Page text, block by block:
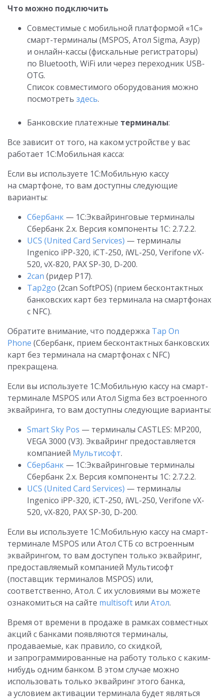
Что можно подключить
Совместимые с мобильной платформой «1С»
смарт-терминалы (MSPOS, Атол Sigma, Азур)
и онлайн-кассы (фискальные регистраторы)
по Bluetooth, WiFi или через переходник USB-
OTG.
Список совместимого оборудования можно
посмотреть здесь.
Банковские платежные терминалы:
Все зависит от того, на каком устройстве у вас
работает 1С:Мобильная касса:
Если вы используете 1С:Мобильную кассу
на смартфоне, то вам доступны следующие
варианты:
Сбербанк — 1С:Эквайринговые терминалы
Сбербанк 2.х. Версия компоненты 1С: 2.7.2.2.
UCS (United Card Services) — терминалы
Ingenico iPP-320, iCT-250, iWL-250, Verifone vX-
520, vX-820, PAX SP-30, D-200.
2сan (ридер Р17).
Tap2go (2can SoftPOS) (прием бесконтактных
банковских карт без терминала на смартфонах
с NFC).
Обратите внимание, что поддержка Tap On
Phone (Сбербанк, прием бесконтактных банковских
карт без терминала на смартфонах с NFC)
прекращена.
Если вы используете 1С:Мобильную кассу на смарт-
терминале MSPOS или Атол Sigma без встроенного
эквайринга, то вам доступны следующие варианты:
Smart Sky Pos — терминалы CASTLES: MP200,
VEGA 3000 (V3). Эквайринг предоставляется
компанией Мультисофт.
Сбербанк — 1С:Эквайринговые терминалы
Сбербанк 2.х. Версия компоненты 1С: 2.7.2.2.
UCS (United Card Services) — терминалы
Ingenico iPP-320, iCT-250, iWL-250, Verifone vX-
520, vX-820, PAX SP-30, D-200.
Если вы используете 1С:Мобильную кассу на смарт-
терминале MSPOS или Атол СТБ со встроенным
эквайрингом, то вам доступен только эквайринг,
предоставляемый компанией Мультисофт
(поставщик терминалов MSPOS) или,
соответственно, Атол. С их условиями вы можете
ознакомиться на сайте multisoft или Атол.
Время от времени в продаже в рамках совместных
акций с банками появляются терминалы,
продаваемые, как правило, со скидкой,
и запрограммированные на работу только с каким-
нибудь одним банком. В этом случае можно
использовать только эквайринг этого банка,
а условием активации терминала будет являться